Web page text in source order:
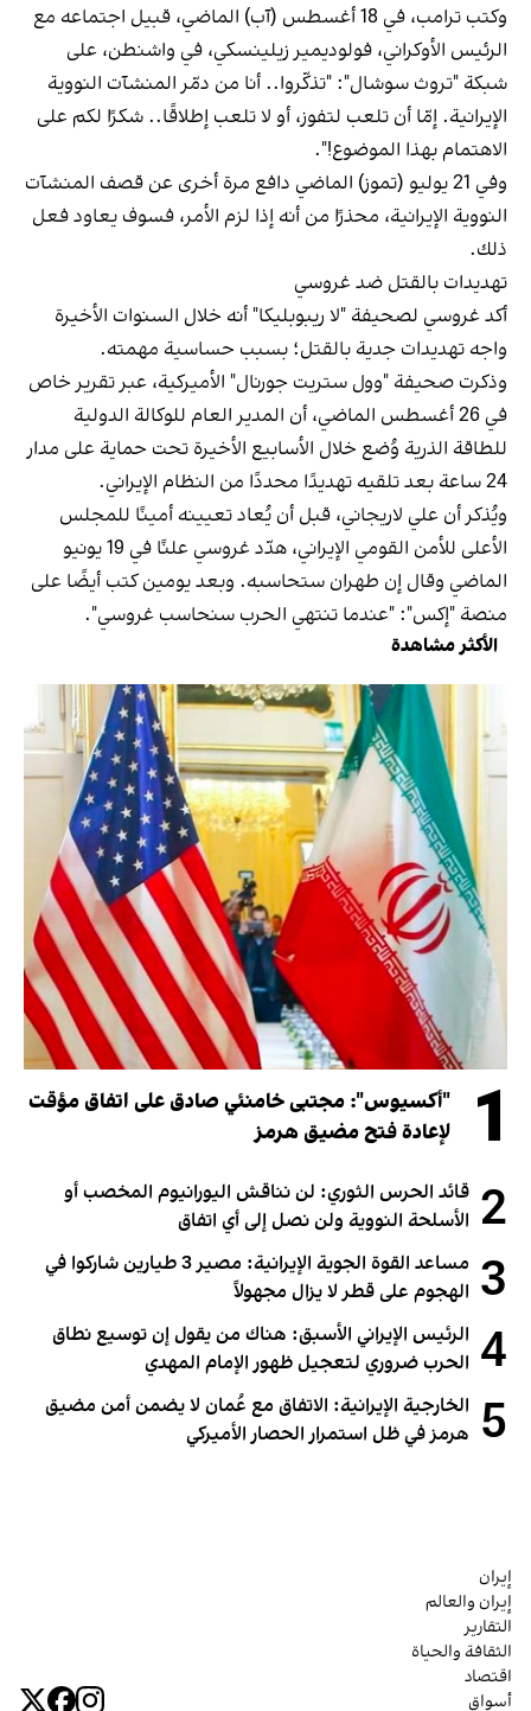
وكتب ترامب، في 18 أغسطس (آب) الماضي، قبيل اجتماعه مع
الرئيس الأوكراني، فولوديمير زيلينسكي، في واشنطن، على
شبكة "تروث سوشال": "تذكّروا.. أنا من دمّر المنشآت النووية
الإيرانية. إمّا أن تلعب لتفوز، أو لا تلعب إطلاقًا.. شكرًا لكم على
الاهتمام بهذا الموضوع!".
وفي 21 يوليو (تموز) الماضي دافع مرة أخرى عن قصف المنشآت
النووية الإيرانية، محذرًا من أنه إذا لزم الأمر، فسوف يعاود فعل
ذلك.
تهديدات بالقتل ضد غروسي
أكد غروسي لصحيفة "لا ريبوبليكا" أنه خلال السنوات الأخيرة
واجه تهديدات جدية بالقتل؛ بسبب حساسية مهمته.
وذكرت صحيفة "وول ستريت جورنال" الأميركية، عبر تقرير خاص
في 26 أغسطس الماضي، أن المدير العام للوكالة الدولية
للطاقة الذرية وُضع خلال الأسابيع الأخيرة تحت حماية على مدار
24 ساعة بعد تلقيه تهديدًا محددًا من النظام الإيراني.
ويُذكر أن علي لاريجاني، قبل أن يُعاد تعيينه أمينًا للمجلس
الأعلى للأمن القومي الإيراني، هدّد غروسي علنًا في 19 يونيو
الماضي وقال إن طهران ستحاسبه. وبعد يومين كتب أيضًا على
منصة "إكس": "عندما تنتهي الحرب سنحاسب غروسي".
الأكثر مشاهدة
1
"أكسيوس": مجتبى خامنئي صادق على اتفاق مؤقت
لإعادة فتح مضيق هرمز
2 قائد الحرس الثوري: لن نناقش اليورانيوم المخصب أو
الأسلحة النووية ولن نصل إلى أي اتفاق
3
مساعد القوة الجوية الإيرانية: مصير 3 طيارين شاركوا في
الهجوم على قطر لا يزال مجهولاً
4 الرئيس الإيراني الأسبق: هناك من يقول إن توسيع نطاق
الحرب ضروري لتعجيل ظهور الإمام المهدي
5 الخارجية الإيرانية: الاتفاق مع عُمان لا يضمن أمن مضيق
هرمز في ظل استمرار الحصار الأميركي
إيران
إيران والعالم
التقارير
الثقافة والحياة
اقتصاد
أسواق